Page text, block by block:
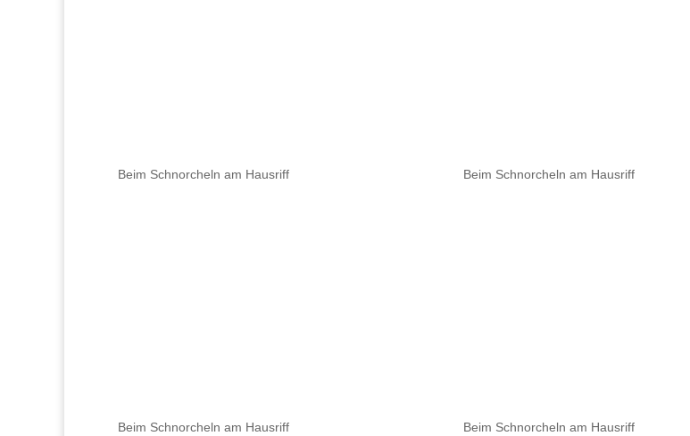
Beim Schnorcheln am Hausriff Beim Schnorcheln am Hausriff
Beim Schnorcheln am Hausriff Beim Schnorcheln am Hausriff